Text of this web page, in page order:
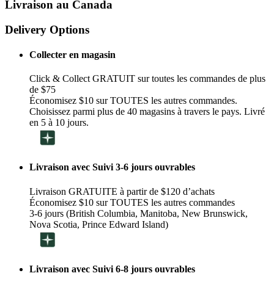
Livraison au Canada
Delivery Options
Collecter en magasin
Click & Collect GRATUIT sur toutes les commandes de plus
de $75
Économisez $10 sur TOUTES les autres commandes.
Choisissez parmi plus de 40 magasins à travers le pays. Livré
en 5 à 10 jours.
Livraison avec Suivi 3-6 jours ouvrables
Livraison GRATUITE à partir de $120 d’achats
Économisez $10 sur TOUTES les autres commandes
3-6 jours (British Columbia, Manitoba, New Brunswick,
Nova Scotia, Prince Edward Island)
Livraison avec Suivi 6-8 jours ouvrables